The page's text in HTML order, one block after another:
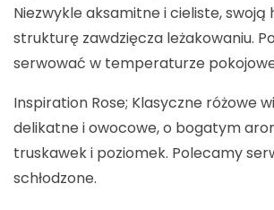
Niezwykle aksamitne i cieliste, swoją
strukturę zawdzięcza leżakowaniu.
serwować w temperaturze
Inspiration Rose; Klasyczne różowe
delikatne i owocowe, o bogatym
truskawek i poziomek. Polecamy
schłodzone.